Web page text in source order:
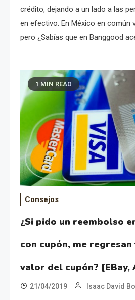
crédito, dejando a un lado a las
en efectivo. En México en común
pero ¿Sabías que en Banggood
1 MIN READ
Consejos
¿Si pido un reembolso
con cupón, me
valor del cupón? [EBay,
21/04/2019 Isaac David